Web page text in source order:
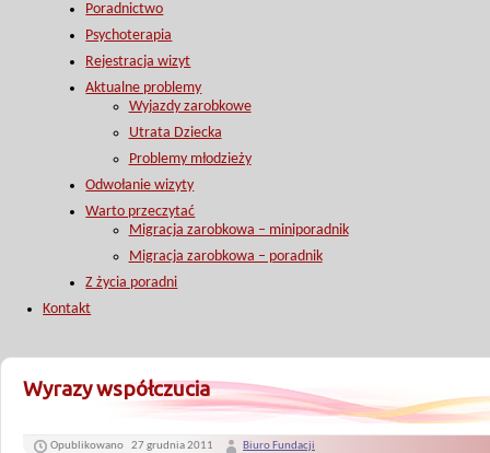
Poradnictwo
Psychoterapia
Rejestracja wizyt
Aktualne problemy
Wyjazdy zarobkowe
Utrata Dziecka
Problemy młodzieży
Odwołanie wizyty
Warto przeczytać
Migracja zarobkowa – miniporadnik
Migracja zarobkowa – poradnik
Z życia poradni
Kontakt
Wyrazy współczucia
Opublikowano 27 grudnia 2011 Biuro Fundacji